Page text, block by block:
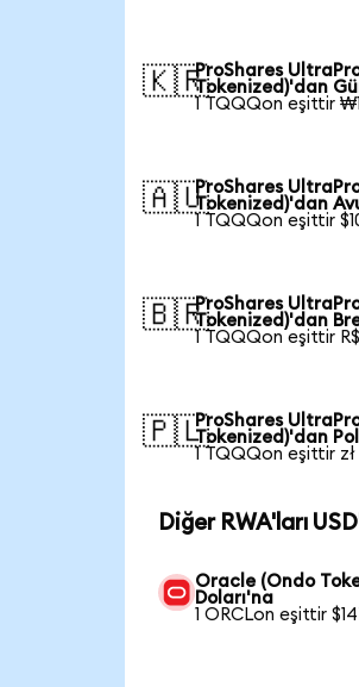
🇰🇷ProShares
Tokenized)'dan
1 TQQQon eşittir
🇦🇺ProShares
Tokenized)'dan
1 TQQQon eşittir
🇧🇷ProShares
Tokenized)'dan
1 TQQQon eşittir
🇵🇱ProShares
Tokenized)'dan
1 TQQQon eşittir zł
Diğer RWA'ları
Oracle (Ondo
Doları'na
1 ORCLon eşittir